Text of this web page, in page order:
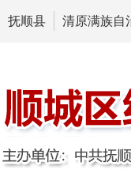
抚顺县 清原满族自